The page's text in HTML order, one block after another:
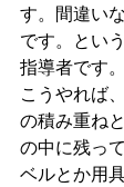
す。間違い
です。とい
指導者です
こうやれば
の積み重ね
の中に残っ
ベルとか用